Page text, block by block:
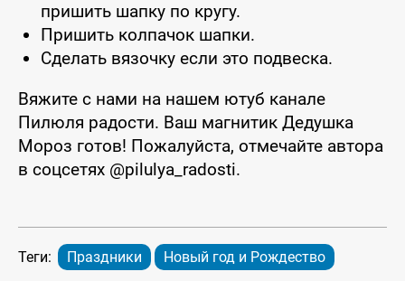
пришить шапку по кругу.
Пришить колпачок шапки.
Сделать вязочку если это подвеска.
Вяжите с нами на нашем ютуб канале
Пилюля радости. Ваш магнитик Дедушка
Мороз готов! Пожалуйста, отмечайте автора
в соцсетях @pilulya_radosti.
Теги: Праздники Новый год и Рождество